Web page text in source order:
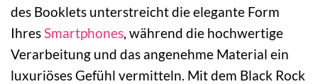
des Booklets unterstreicht die elegante Form
IhresSmartphones, während die hochwertige
Verarbeitung und das angenehme Material ein
luxuriöses Gefühl vermitteln. Mit dem Black Rock